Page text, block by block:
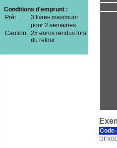
Conditions d'emprunt :
Prêt :
3 livres maximum
pour 2 semaines
Caution : 25 euros rendus lors
du retour